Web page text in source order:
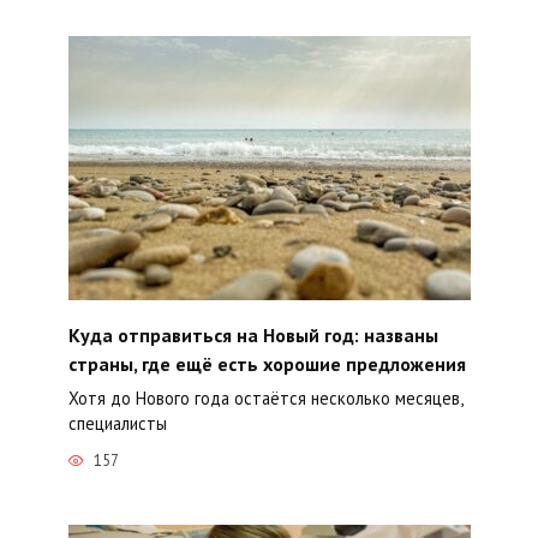
Куда отправиться на Новый год: названы
страны, где ещё есть хорошие предложения
Хотя до Нового года остаётся несколько месяцев,
специалисты
157